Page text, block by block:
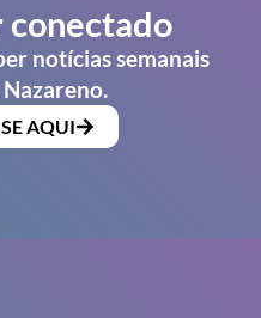
conectado
notícias semanais
AQUI